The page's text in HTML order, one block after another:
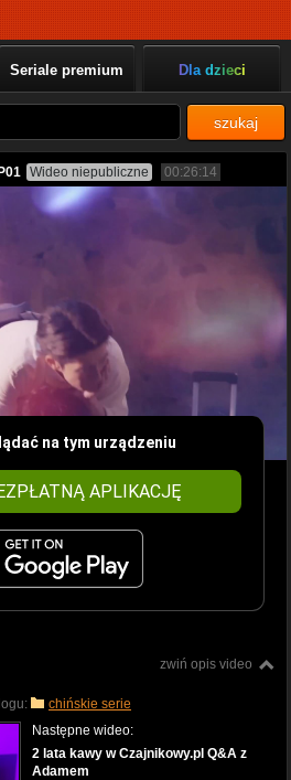
Seriale premium Dla dzieci
szukaj
Wideo niepubliczne 00:26:14
na tym urządzeniu
APLIKACJĘ
zwiń opis video
chińskie serie
Następne wideo:
2 lata kawy w Czajnikowy.pl Q&A z
Adamem